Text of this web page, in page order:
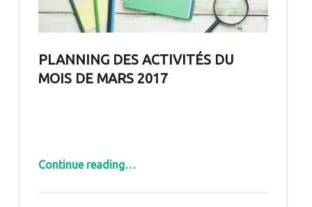
PLANNING DES ACTIVITÉS DU
MOIS DE MARS 2017
Continue reading“Planning des activités du mois de mars 2017”
…